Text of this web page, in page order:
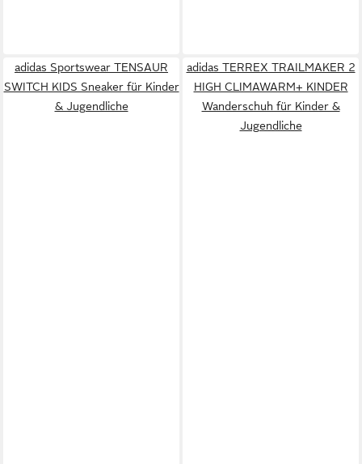
adidas Sportswear TENSAUR
SWITCH KIDS Sneaker für Kinder
& Jugendliche
adidas TERREX TRAILMAKER 2
HIGH CLIMAWARM+ KINDER
Wanderschuh für Kinder &
Jugendliche